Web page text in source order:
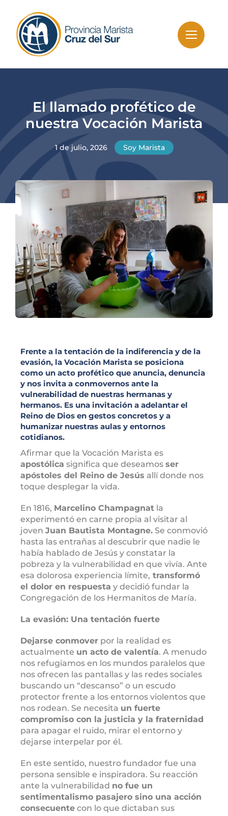
content
El llamado profético de
nuestra Vocación Marista
1 de julio, 2026 Soy Marista
Frente a la tentación de la indiferencia y de la
evasión, la Vocación Marista se posiciona
como un acto profético que anuncia, denuncia
y nos invita a conmovernos ante la
vulnerabilidad de nuestras hermanas y
hermanos. Es una invitación a adelantar el
Reino de Dios en gestos concretos y a
humanizar nuestras aulas y entornos
cotidianos.
Afirmar que la Vocación Marista es
apostólica significa que deseamos ser
apóstoles del Reino de Jesús allí donde nos
toque desplegar la vida.
En 1816, Marcelino Champagnat la
experimentó en carne propia al visitar al
joven Juan Bautista Montagne. Se conmovió
hasta las entrañas al descubrir que nadie le
había hablado de Jesús y constatar la
pobreza y la vulnerabilidad en que vivía. Ante
esa dolorosa experiencia límite, transformó
el dolor en respuesta y decidió fundar la
Congregación de los Hermanitos de María.
La evasión: Una tentación fuerte
Dejarse conmover por la realidad es
actualmente un acto de valentía. A menudo
nos refugiamos en los mundos paralelos que
nos ofrecen las pantallas y las redes sociales
buscando un “descanso” o un escudo
protector frente a los entornos violentos que
nos rodean. Se necesita un fuerte
compromiso con la justicia y la fraternidad
para apagar el ruido, mirar el entorno y
dejarse interpelar por él.
En este sentido, nuestro fundador fue una
persona sensible e inspiradora. Su reacción
ante la vulnerabilidad no fue un
sentimentalismo pasajero sino una acción
consecuente con lo que dictaban sus